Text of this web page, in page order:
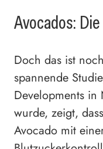
Avocados:
Doch das ist
spannende
Developments
wurde, zeigt,
Avocado mit